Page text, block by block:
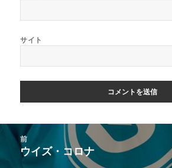
サイト
ナ
前
前
ウイズ・コロナ